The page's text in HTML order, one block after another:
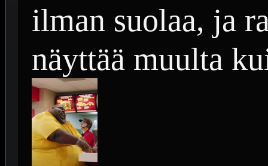
ilman suolaa, ja
näyttää muulta